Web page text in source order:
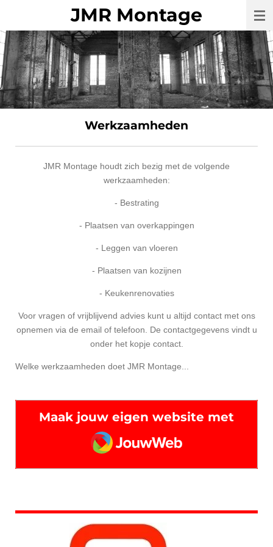
naar
de
hoofdinhoud
JMR Montage
Werkzaamheden
JMR Montage houdt zich bezig met de volgende
werkzaamheden:
- Bestrating
- Plaatsen van overkappingen
- Leggen van vloeren
- Plaatsen van kozijnen
- Keukenrenovaties
Voor vragen of vrijblijvend advies kunt u altijd contact met ons
opnemen via de email of telefoon. De contactgegevens vindt u
onder het kopje contact.
Welke werkzaamheden doet JMR Montage...
Maak jouw eigen website met
JouwWeb